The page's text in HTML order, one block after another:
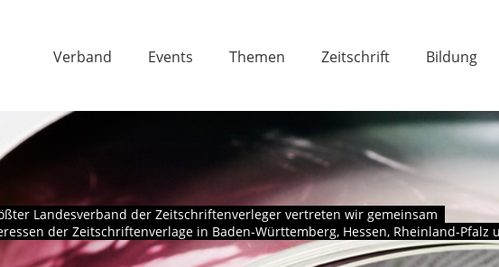
Verband Events Themen Zeitschrift Bildung
Landesverband der Zeitschriftenverleger vertreten wir gemeinsam
der Zeitschriftenverlage in Baden-Württemberg, Hessen, Rheinland-Pfalz